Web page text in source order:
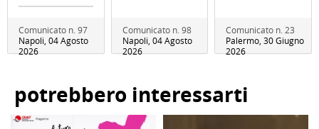
Comunicato n. 97
Napoli, 04 Agosto
2026
Comunicato n. 98
Napoli, 04 Agosto
2026
Comunicato n. 23
Palermo, 30 Giugno
2026
potrebbero interessarti